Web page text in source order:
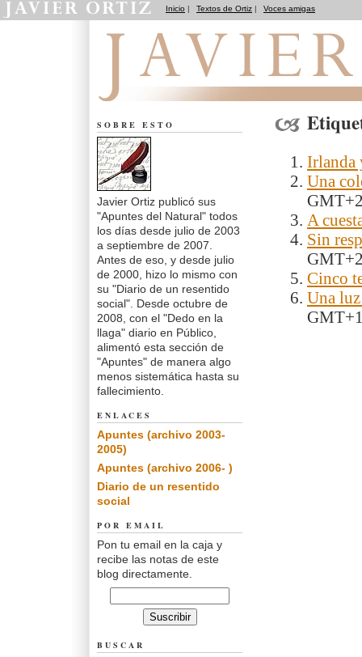
Inicio | Textos de Ortiz | Voces amigas
Irlanda
Una
A
Sin
Cinco
Una
SOBRE ESTO
Javier Ortiz publicó sus
"Apuntes del Natural" todos
los días desde julio de 2003
a septiembre de 2007.
Antes de eso, y desde julio
de 2000, hizo lo mismo con
su "Diario de un resentido
social". Desde octubre de
2008, con el "Dedo en la
llaga" diario en Público,
alimentó esta sección de
"Apuntes" de manera algo
menos sistemática hasta su
fallecimiento.
ENLACES
Apuntes (archivo 2003-
2005)
Apuntes (archivo 2006- )
Diario de un resentido
social
POR EMAIL
Pon tu email en la caja y
recibe las notas de este
blog directamente.
BUSCAR